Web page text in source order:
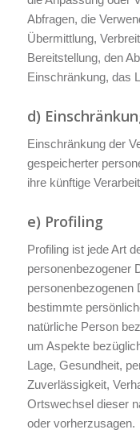
Abfragen, die
Übermittlung,
Bereitstellung, den
Einschränkung, das
d)
Einschränkung der
gespeicherter
ihre künftige
e) Profiling
Profiling ist jede Art
personenbezogener
personenbezogenen
bestimmte
natürliche Person
um Aspekte
Lage, Gesundheit,
Zuverlässigkeit,
Ortswechsel dieser
oder vorherzusagen.